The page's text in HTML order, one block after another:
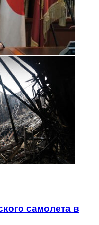
самолета в